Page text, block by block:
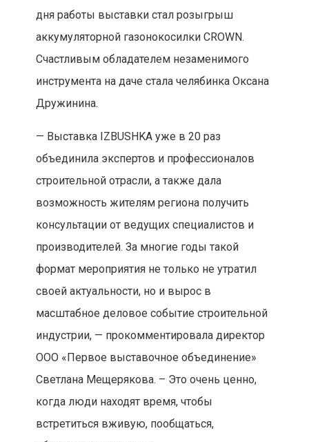
дня работы выставки стал розыгрыш
аккумуляторной газонокосилки CROWN.
Счастливым обладателем незаменимого
инструмента на даче стала челябинка Оксана
Дружинина.
— Выставка IZBUSHKA уже в 20 раз
объединила экспертов и профессионалов
строительной отрасли, а также дала
возможность жителям региона получить
консультации от ведущих специалистов и
производителей. За многие годы такой
формат мероприятия не только не утратил
своей актуальности, но и вырос в
масштабное деловое событие строительной
индустрии, — прокомментировала директор
ООО «Первое выставочное объединение»
Светлана Мещерякова. – Это очень ценно,
когда люди находят время, чтобы
встретиться вживую, пообщаться,